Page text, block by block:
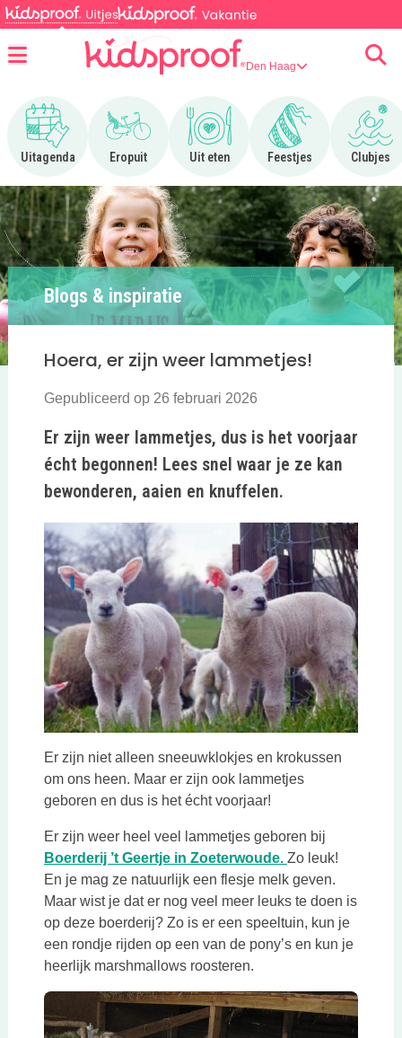
Den Haag
Uitagenda
Ga naar Uitagenda
Eropuit
Ga naar Eropuit
Uit eten
Ga naar Uit eten
Feestjes
Ga naar Feestjes
Clubjes
Ga
Blogs & inspiratie
Hoera, er zijn weer lammetjes!
Gepubliceerd op 26 februari 2026
Er zijn weer lammetjes, dus is het voorjaar
écht begonnen! Lees snel waar je ze kan
bewonderen, aaien en knuffelen.
Er zijn niet alleen sneeuwklokjes en krokussen
om ons heen. Maar er zijn ook lammetjes
geboren en dus is het écht voorjaar!
Er zijn weer heel veel lammetjes geboren bij
Boerderij ’t Geertje in Zoeterwoude. Deze link opent
Zo leuk!
En je mag ze natuurlijk een flesje melk geven.
Maar wist je dat er nog veel meer leuks te doen is
op deze boerderij? Zo is er een speeltuin, kun je
een rondje rijden op een van de pony’s en kun je
heerlijk marshmallows roosteren.